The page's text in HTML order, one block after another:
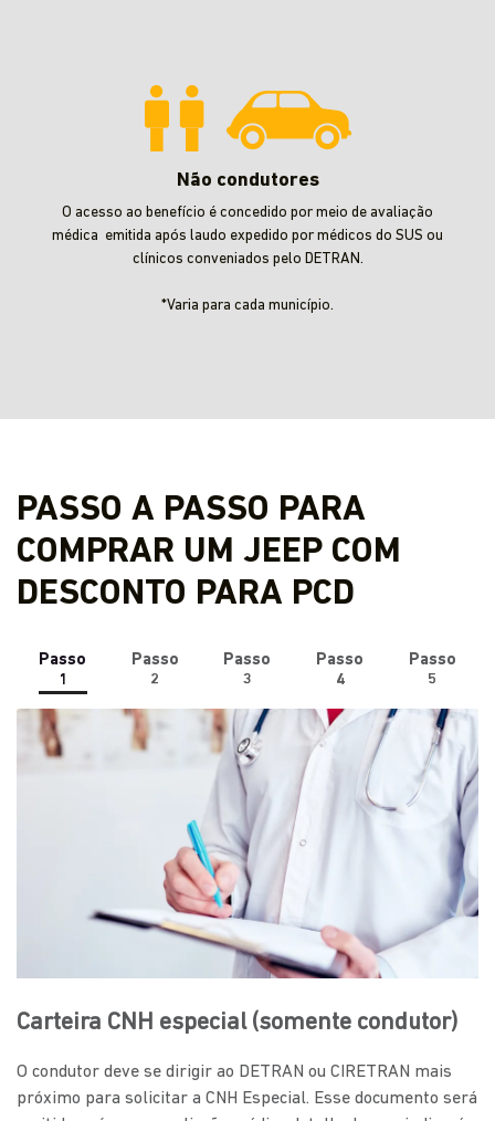
Não condutores
O acesso ao benefício é concedido por meio de avaliação
médica emitida após laudo expedido por médicos do SUS ou
clínicos conveniados pelo DETRAN.
*Varia para cada município.
PASSO A PASSO PARA
COMPRAR UM JEEP COM
DESCONTO PARA PCD
Passo
1
Passo
2
Passo
3
Passo
4
Passo
5
Carteira CNH especial (somente condutor)
O condutor deve se dirigir ao DETRAN ou CIRETRAN mais
próximo para solicitar a CNH Especial. Esse documento será